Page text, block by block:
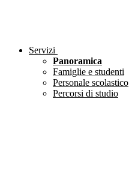
Servizi
Panoramica
Famiglie e studenti
Personale scolastico
Percorsi di studio